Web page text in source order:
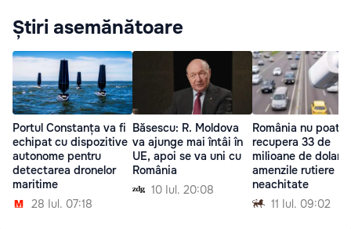
Știri asemănătoare
Portul Constanța va fi
echipat cu dispozitive
autonome pentru
detectarea dronelor
maritime
28 Iul. 07:18
Băsescu: R. Moldova
va ajunge mai întâi în
UE, apoi se va uni cu
România
10 Iul. 20:08
România nu poate
recupera 33 de
milioane de dolari
amenzile rutiere
neachitate
11 Iul. 09:02